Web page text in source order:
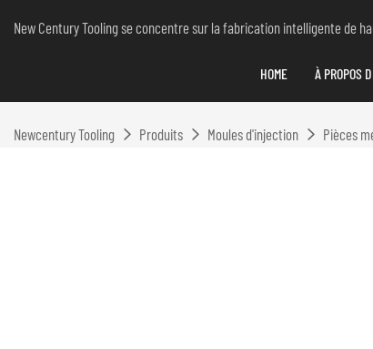
New Century Tooling se concentre sur la fabrication intelligente de
HOME À PROPOS
Newcentury Tooling Produits Moules d'injection Pièces